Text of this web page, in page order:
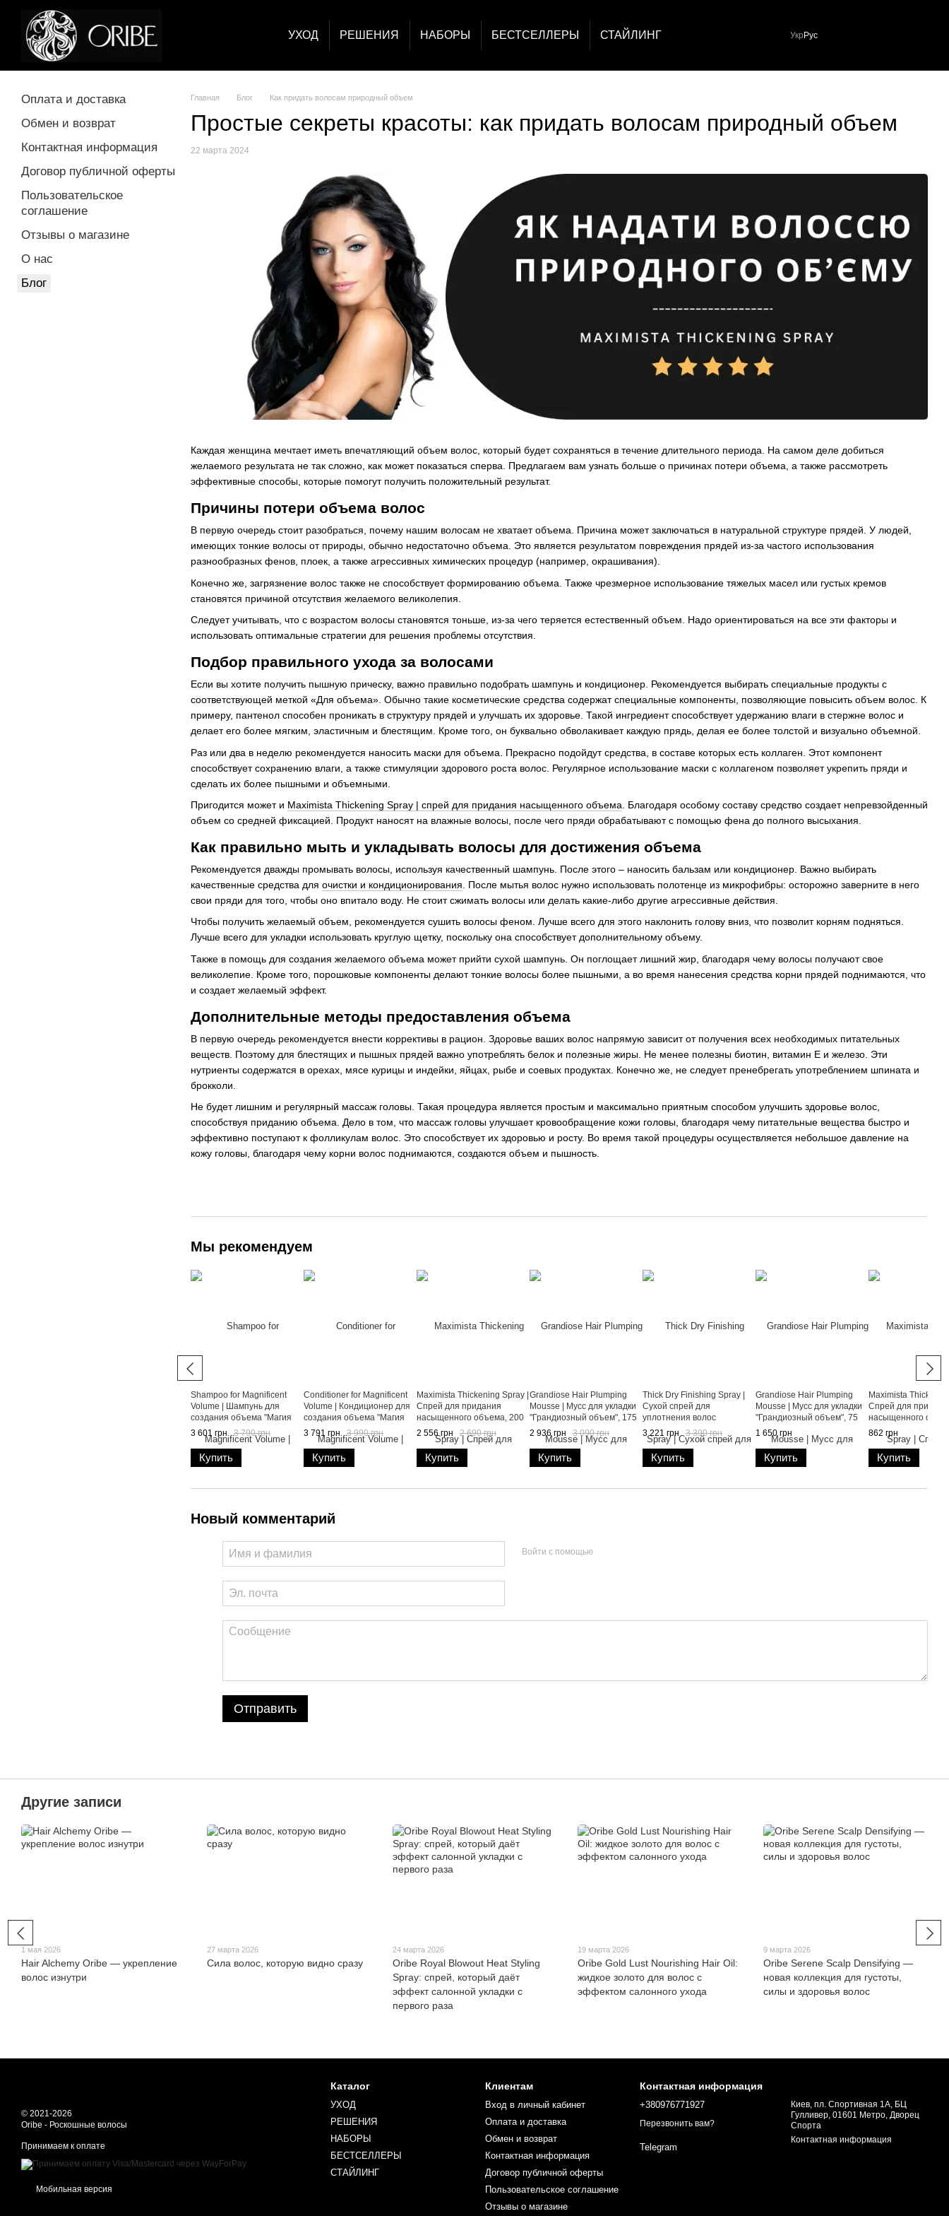
Перейти к основному контенту
УХОД РЕШЕНИЯ НАБОРЫ БЕСТСЕЛЛЕРЫ СТАЙЛИНГ Укр Рус
Главная Блог Как придать волосам природный объем
Простые секреты красоты: как придать волосам природный объем
22 марта 2024
Каждая женщина мечтает иметь впечатляющий объем волос, который будет сохраняться в течение длительного периода. На самом деле добиться
желаемого результата не так сложно, как может показаться сперва. Предлагаем вам узнать больше о причинах потери объема, а также рассмотреть
эффективные способы, которые помогут получить положительный результат.
Причины потери объема волос
В первую очередь стоит разобраться, почему нашим волосам не хватает объема. Причина может заключаться в натуральной структуре прядей. У людей,
имеющих тонкие волосы от природы, обычно недостаточно объема. Это является результатом повреждения прядей из-за частого использования
разнообразных фенов, плоек, а также агрессивных химических процедур (например, окрашивания).
Конечно же, загрязнение волос также не способствует формированию объема. Также чрезмерное использование тяжелых масел или густых кремов
становятся причиной отсутствия желаемого великолепия.
Следует учитывать, что с возрастом волосы становятся тоньше, из-за чего теряется естественный объем. Надо ориентироваться на все эти факторы и
использовать оптимальные стратегии для решения проблемы отсутствия.
Подбор правильного ухода за волосами
Если вы хотите получить пышную прическу, важно правильно подобрать шампунь и кондиционер. Рекомендуется выбирать специальные продукты с
соответствующей меткой «Для объема». Обычно такие косметические средства содержат специальные компоненты, позволяющие повысить объем волос. К
примеру, пантенол способен проникать в структуру прядей и улучшать их здоровье. Такой ингредиент способствует удержанию влаги в стержне волос и
делает его более мягким, эластичным и блестящим. Кроме того, он буквально обволакивает каждую прядь, делая ее более толстой и визуально объемной.
Раз или два в неделю рекомендуется наносить маски для объема. Прекрасно подойдут средства, в составе которых есть коллаген. Этот компонент
способствует сохранению влаги, а также стимуляции здорового роста волос. Регулярное использование маски с коллагеном позволяет укрепить пряди и
сделать их более пышными и объемными.
Пригодится может и Maximista Thickening Spray | спрей для придания насыщенного объема . Благодаря особому составу средство создает непревзойденный
объем со средней фиксацией. Продукт наносят на влажные волосы, после чего пряди обрабатывают с помощью фена до полного высыхания.
Как правильно мыть и укладывать волосы для достижения объема
Рекомендуется дважды промывать волосы, используя качественный шампунь. После этого – наносить бальзам или кондиционер. Важно выбирать
качественные средства для очистки и кондиционирования . После мытья волос нужно использовать полотенце из микрофибры: осторожно заверните в него
свои пряди для того, чтобы оно впитало воду. Не стоит сжимать волосы или делать какие-либо другие агрессивные действия.
Чтобы получить желаемый объем, рекомендуется сушить волосы феном. Лучше всего для этого наклонить голову вниз, что позволит корням подняться.
Лучше всего для укладки использовать круглую щетку, поскольку она способствует дополнительному объему.
Также в помощь для создания желаемого объема может прийти сухой шампунь. Он поглощает лишний жир, благодаря чему волосы получают свое
великолепие. Кроме того, порошковые компоненты делают тонкие волосы более пышными, а во время нанесения средства корни прядей поднимаются, что
и создает желаемый эффект.
Дополнительные методы предоставления объема
В первую очередь рекомендуется внести коррективы в рацион. Здоровье ваших волос напрямую зависит от получения всех необходимых питательных
веществ. Поэтому для блестящих и пышных прядей важно употреблять белок и полезные жиры. Не менее полезны биотин, витамин Е и железо. Эти
нутриенты содержатся в орехах, мясе курицы и индейки, яйцах, рыбе и соевых продуктах. Конечно же, не следует пренебрегать употреблением шпината и
брокколи.
Не будет лишним и регулярный массаж головы. Такая процедура является простым и максимально приятным способом улучшить здоровье волос,
способствуя приданию объема. Дело в том, что массаж головы улучшает кровообращение кожи головы, благодаря чему питательные вещества быстро и
эффективно поступают к фолликулам волос. Это способствует их здоровью и росту. Во время такой процедуры осуществляется небольшое давление на
кожу головы, благодаря чему корни волос поднимаются, создаются объем и пышность.
Мы рекомендуем
Shampoo for Magnificent
Volume | Шампунь для
создания объема "Магия
объема", 250 мл
3 601 грн 3 790 грн
Купить
Conditioner for Magnificent
Volume | Кондиционер для
создания объема "Магия
объема", 200 мл
3 791 грн 3 990 грн
Купить
Maximista Thickening Spray |
Спрей для придания
насыщенного объема, 200
мл
2 556 грн 2 690 грн
Купить
Grandiose Hair Plumping
Mousse | Мусс для укладки
"Грандиозный объем", 175
мл
2 936 грн 3 090 грн
Купить
Thick Dry Finishing Spray |
Сухой спрей для
уплотнения волос
"Экстремальный объем",
250 мл
3 221 грн 3 390 грн
Купить
Grandiose Hair Plumping
Mousse | Мусс для укладки
"Грандиозный объем", 75
мл
1 650 грн
Купить
Maximista
Спрей для
насыщенного
862 грн
Купить
Новый комментарий
Войти с помощью
Отправить
Оплата и доставка
Обмен и возврат
Контактная информация
Договор публичной оферты
Пользовательское
соглашение
Отзывы о магазине
О нас
Блог
Другие записи
1 мая 2026
Hair Alchemy Oribe — укрепление
волос изнутри
27 марта 2026
Сила волос, которую видно сразу
24 марта 2026
Oribe Royal Blowout Heat Styling
Spray: спрей, который даёт
эффект салонной укладки с
первого раза
19 марта 2026
Oribe Gold Lust Nourishing Hair Oil:
жидкое золото для волос с
эффектом салонного ухода
9 марта 2026
Oribe Serene Scalp Densifying —
новая коллекция для густоты,
силы и здоровья волос
© 2021-2026
Oribe - Роскошные волосы
Принимаем к оплате
Мобильная версия
Каталог
УХОД
РЕШЕНИЯ
НАБОРЫ
БЕСТСЕЛЛЕРЫ
СТАЙЛИНГ
Клиентам
Вход в личный кабинет
Оплата и доставка
Обмен и возврат
Контактная информация
Договор публичной оферты
Пользовательское соглашение
Отзывы о магазине
Контактная информация
+380976771927
Перезвонить вам?
Telegram
Киев, пл. Спортивная 1А, БЦ
Гулливер, 01601 Метро, Дворец
Спорта
Контактная информация